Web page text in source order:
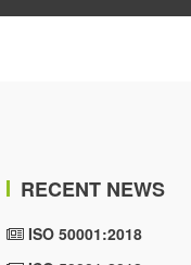
RECENT NEWS
ISO 50001:2018